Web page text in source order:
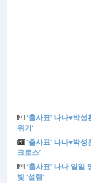
‘출사표’ 나나♥박
위기’
‘출사표’ 나나♥박
크로스’
‘출사표’ 나나 일
빛 ‘설렘’